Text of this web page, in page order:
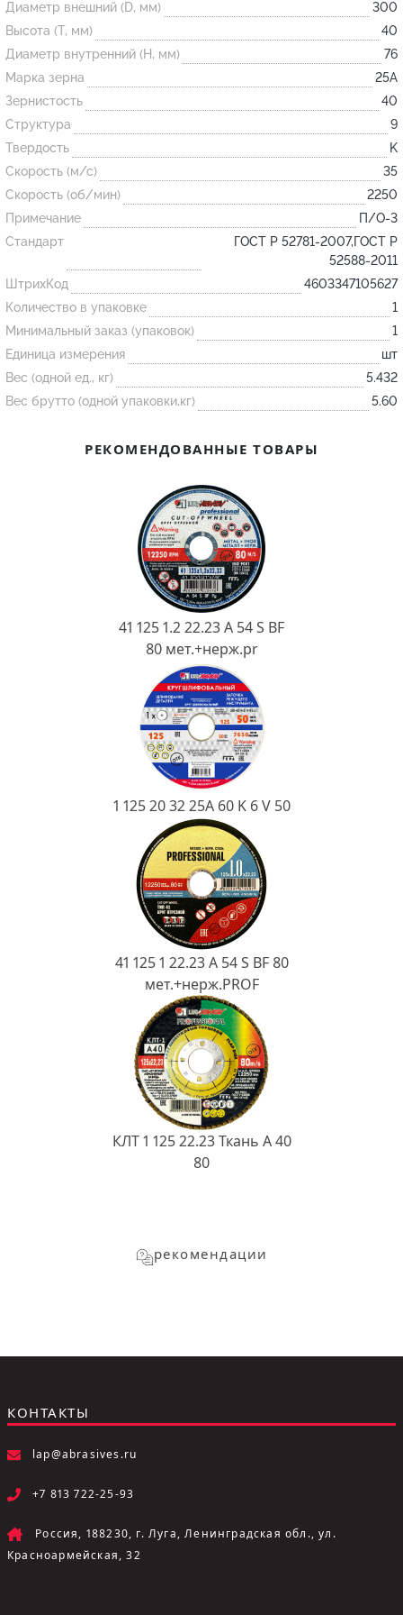
Огнеупорные
изделия
Скачать каталог
Тигель
Муфель
Черпак
Шербер
Трубка
Стержень
Пробка
Подставка
Лодочка
Контакт
Желоб
Диаметр внешний (D, мм)
300
Высота (T, мм)
40
Диаметр внутренний (H, мм)
76
Марка зерна
25А
Зернистость
40
Структура
9
Твердость
K
Скорость (м/с)
35
Скорость (об/мин)
2250
Примечание
П/О-3
Стандарт
ГОСТ Р 52781-2007,ГОСТ Р
52588-2011
ШтрихКод
4603347105627
Количество в упаковке
1
Минимальный заказ (упаковок)
1
Единица измерения
шт
Вес (одной ед., кг)
5.432
Вес брутто (одной упаковки,кг)
5.60
РЕКОМЕНДОВАННЫЕ ТОВАРЫ
41 125 1.2 22.23 A 54 S BF
80 мет.+нерж.pr
1 125 20 32 25А 60 K 6 V 50
41 125 1 22.23 A 54 S BF 80
мет.+нерж.PROF
КЛТ 1 125 22.23 Ткань A 40
80
рекомендации
КОНТАКТЫ
lap@abrasives.ru
+7 813 722-25-93
Россия, 188230, г. Луга, Ленинградская обл., ул.
Красноармейская, 32